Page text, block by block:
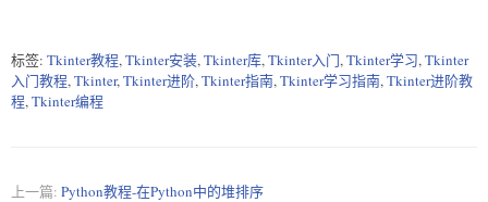
标签: Tkinter教程,Tkinter安装,Tkinter库,Tkinter入门,Tkinter学习,Tkinter
入门教程,Tkinter,Tkinter进阶,Tkinter指南,Tkinter学习指南,Tkinter进阶教
程,Tkinter编程
上一篇: Python教程-在Python中的堆排序